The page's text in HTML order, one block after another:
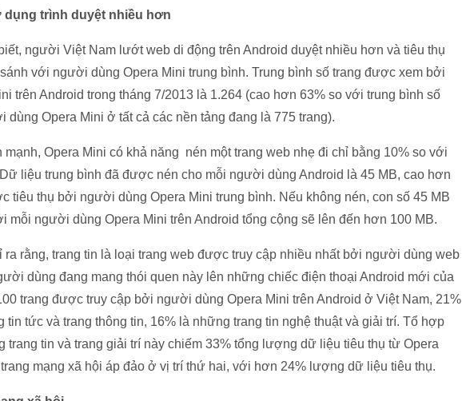
trình duyệt nhiều hơn
người Việt Nam lướt web di động trên Android duyệt nhiều hơn và tiêu thụ
với người dùng Opera Mini trung bình. Trung bình số trang được xem bởi
trên Android trong tháng 7/2013 là 1.264 (cao hơn 63% so với trung bình số
Opera Mini ở tất cả các nền tảng đang là 775 trang).
Opera Mini có khả năng nén một trang web nhẹ đi chỉ bằng 10% so với
liệu trung bình đã được nén cho mỗi người dùng Android là 45 MB, cao hơn
tiêu thụ bởi người dùng Opera Mini trung bình. Nếu không nén, con số 45 MB
mỗi người dùng Opera Mini trên Android tổng cộng sẽ lên đến hơn 100 MB.
ra rằng, trang tin là loại trang web được truy cập nhiều nhất bởi người dùng web
dùng đang mang thói quen này lên những chiếc điện thoại Android mới của
trang được truy cập bởi người dùng Opera Mini trên Android ở Việt Nam, 21%
tin tức và trang thông tin, 16% là những trang tin nghệ thuật và giải trí. Tổ hợp
trang tin và trang giải trí này chiếm 33% tổng lượng dữ liệu tiêu thụ từ Opera
mạng xã hội áp đảo ở vị trí thứ hai, với hơn 24% lượng dữ liệu tiêu thụ.